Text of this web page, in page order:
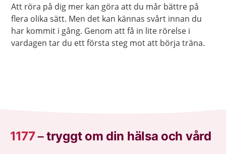
Att röra på dig mer kan göra att du mår bättre på
flera olika sätt. Men det kan kännas svårt innan du
har kommit i gång. Genom att få in lite rörelse i
vardagen tar du ett första steg mot att börja träna.
1177–tryggt om din hälsa och vård